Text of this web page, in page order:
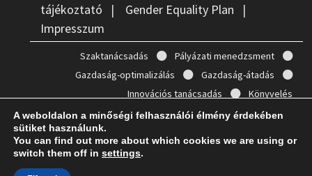
tájékoztató | Gender Equality Plan |
Impresszum
Szaktanácsadás
Pályázati menedzsment
Gazdaság-optimalizálás
Gazdaság-átadás
Innovációs tanácsadás
Könyvelés
Gazda Kontroll
A weboldalon a minőségi felhasználói élmény érdekében
sütiket használunk.
You can find out more about which cookies we are using or
switch them off in settings.